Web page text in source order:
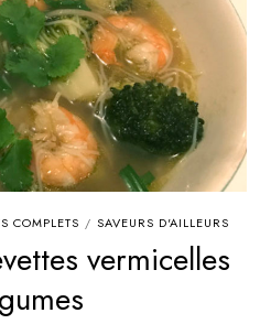
COMPLETS / SAVEURS D'AILLEURS
vermicelles